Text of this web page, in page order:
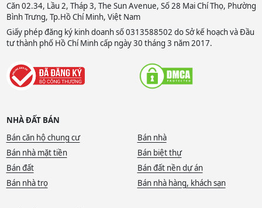
Căn 02.34, Lầu 2, Tháp 3, The Sun Avenue, Số 28 Mai Chí Thọ, Phường
Bình Trưng, Tp.Hồ Chí Minh, Việt Nam
Giấy phép đăng ký kinh doanh số 0313588502 do Sở kế hoạch và Đầu
tư thành phố Hồ Chí Minh cấp ngày 30 tháng 3 năm 2017.
NHÀ ĐẤT BÁN
Bán căn hộ chung cư
Bán nhà
Bán nhà mặt tiền
Bán biệt thự
Bán đất
Bán đất nền dự án
Bán nhà trọ
Bán nhà hàng, khách sạn